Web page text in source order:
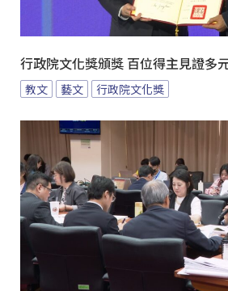
行政院文化獎頒獎 百位得主見證多
教文 藝文 行政院文化獎